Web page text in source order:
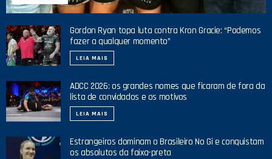
Gordon Ryan topa luta contra Kron Gracie: “Podemos
fazer a qualquer momento”
LEIA MAIS
ADCC 2026: os grandes nomes que ficaram de fora da
lista de convidados e os motivos
LEIA MAIS
Estrangeiros dominam o Brasileiro No Gi e conquistam
os absolutos da faixa-preta